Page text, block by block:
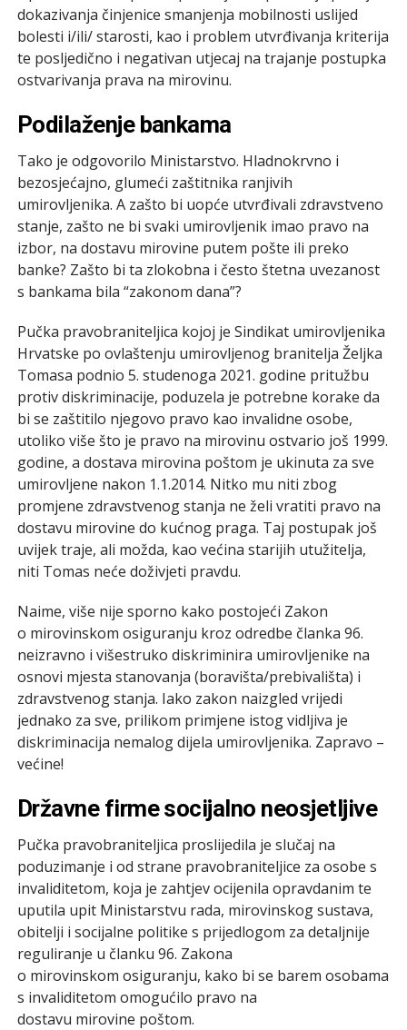
dokazivanja činjenice smanjenja mobilnosti uslijed
bolesti i/ili/ starosti, kao i problem utvrđivanja kriterija
te posljedično i negativan utjecaj na trajanje postupka
ostvarivanja prava na mirovinu.
Podilaženje bankama
Tako je odgovorilo Ministarstvo. Hladnokrvno i
bezosjećajno, glumeći zaštitnika ranjivih
umirovljenika. A zašto bi uopće utvrđivali zdravstveno
stanje, zašto ne bi svaki umirovljenik imao pravo na
izbor, na dostavu mirovine putem pošte ili preko
banke? Zašto bi ta zlokobna i često štetna uvezanost
s bankama bila “zakonom dana”?
Pučka pravobraniteljica kojoj je Sindikat umirovljenika
Hrvatske po ovlaštenju umirovljenog branitelja Željka
Tomasa podnio 5. studenoga 2021. godine pritužbu
protiv diskriminacije, poduzela je potrebne korake da
bi se zaštitilo njegovo pravo kao invalidne osobe,
utoliko više što je pravo na mirovinu ostvario još 1999.
godine, a dostava mirovina poštom je ukinuta za sve
umirovljene nakon 1.1.2014. Nitko mu niti zbog
promjene zdravstvenog stanja ne želi vratiti pravo na
dostavu mirovine do kućnog praga. Taj postupak još
uvijek traje, ali možda, kao većina starijih utužitelja,
niti Tomas neće doživjeti pravdu.
Naime, više nije sporno kako postojeći Zakon
o mirovinskom osiguranju kroz odredbe članka 96.
neizravno i višestruko diskriminira umirovljenike na
osnovi mjesta stanovanja (boravišta/prebivališta) i
zdravstvenog stanja. Iako zakon naizgled vrijedi
jednako za sve, prilikom primjene istog vidljiva je
diskriminacija nemalog dijela umirovljenika. Zapravo –
većine!
Državne firme socijalno neosjetljive
Pučka pravobraniteljica proslijedila je slučaj na
poduzimanje i od strane pravobraniteljice za osobe s
invaliditetom, koja je zahtjev ocijenila opravdanim te
uputila upit Ministarstvu rada, mirovinskog sustava,
obitelji i socijalne politike s prijedlogom za detaljnije
reguliranje u članku 96. Zakona
o mirovinskom osiguranju, kako bi se barem osobama
s invaliditetom omogućilo pravo na
dostavu mirovine poštom.